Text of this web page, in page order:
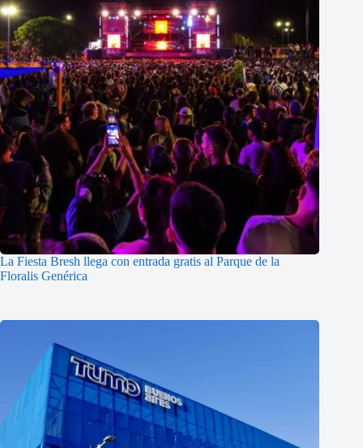
La Fiesta Bresh llega con entrada gratis al Parque de la
Floralis Genérica